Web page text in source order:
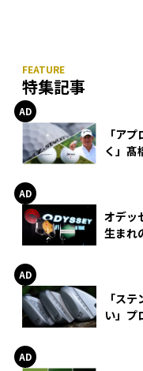
特集記事
「ア
く」髙
オデッ
生まれ
「ス
い」プ